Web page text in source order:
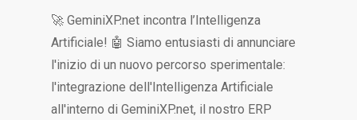
🚀 GeminiXP.net incontra l’Intelligenza
Artificiale! 🤖 Siamo entusiasti di annunciare
l'inizio di un nuovo percorso sperimentale:
l'integrazione dell'Intelligenza Artificiale
all'interno di GeminiXP.net, il nostro ERP